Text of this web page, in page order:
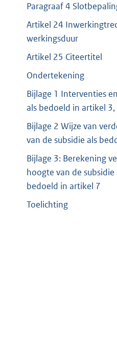
Paragraaf 4
Artikel 24
werkingsduur
Artikel 25 Citeertitel
Ondertekening
Bijlage 1 Interventies
als bedoeld in artikel
Bijlage 2 Wijze van
van de subsidie als
Bijlage 3: Berekening
hoogte van de
bedoeld in artikel 7
Toelichting